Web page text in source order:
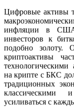
Цифровые активы
инфляции в США.
инвесторов к
подобно золоту.
криптоактивы
на крипте с БКС
традиционных
классическими
усиливаться с